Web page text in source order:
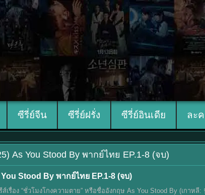
ซีรี่ย์จีน ซีรี่ย์ฝรั่ง ซีรี่ย์อินเดีย ละ
As You Stood By พากย์ไทย EP.1-8 (จบ)
Stood By พากย์ไทย EP.1-8 (จบ)
เรื่อง “ชั่วโมงโกงความตาย” หรือชื่ออังกฤษ As You Stood By (เกา